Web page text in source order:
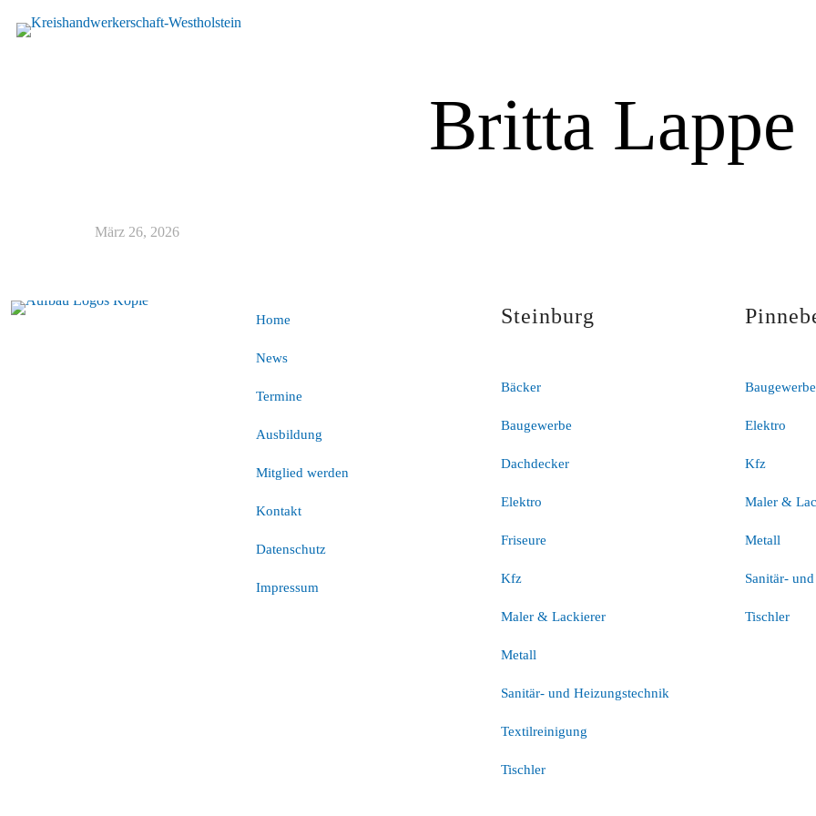
Britta Lappe
März 26, 2026
Home
News
Termine
Ausbildung
Mitglied werden
Kontakt
Datenschutz
Impressum
Steinburg
Bäcker
Baugewerbe
Dachdecker
Elektro
Friseure
Kfz
Maler & Lackierer
Metall
Sanitär- und Heizungstechnik
Textilreinigung
Tischler
Baugewerbe
Elektro
Kfz
Maler &
Metall
Sanitär-
Tischler